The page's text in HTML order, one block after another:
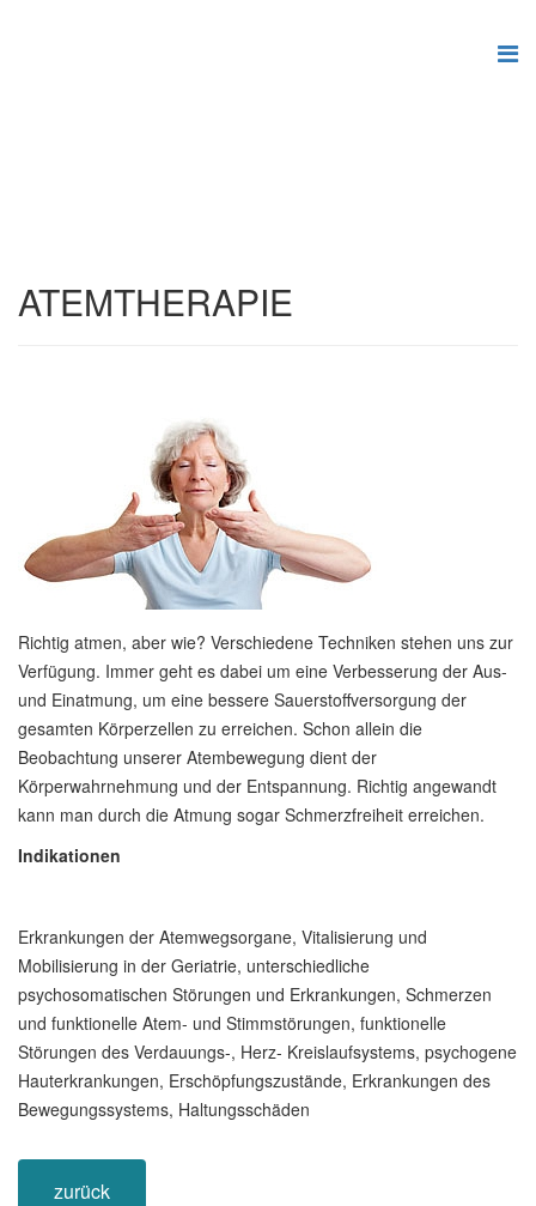
ATEMTHERAPIE
Richtig atmen, aber wie? Verschiedene Techniken stehen uns zur
Verfügung. Immer geht es dabei um eine Verbesserung der Aus-
und Einatmung, um eine bessere Sauerstoffversorgung der
gesamten Körperzellen zu erreichen. Schon allein die
Beobachtung unserer Atembewegung dient der
Körperwahrnehmung und der Entspannung. Richtig angewandt
kann man durch die Atmung sogar Schmerzfreiheit erreichen.
Indikationen
Erkrankungen der Atemwegsorgane, Vitalisierung und
Mobilisierung in der Geriatrie, unterschiedliche
psychosomatischen Störungen und Erkrankungen, Schmerzen
und funktionelle Atem- und Stimmstörungen, funktionelle
Störungen des Verdauungs-, Herz- Kreislaufsystems, psychogene
Hauterkrankungen, Erschöpfungszustände, Erkrankungen des
Bewegungssystems, Haltungsschäden
zurück